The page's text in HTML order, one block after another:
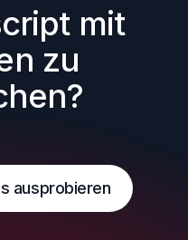
mit
zu
ausprobieren